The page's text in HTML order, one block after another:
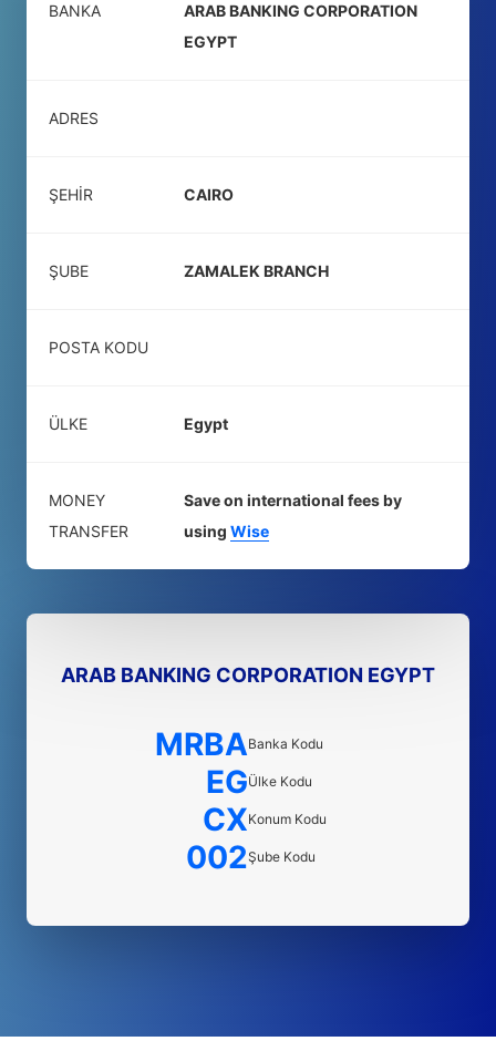
BANKA
ARAB BANKING CORPORATION
EGYPT
ADRES
ŞEHIR CAIRO
ŞUBE ZAMALEK BRANCH
POSTA KODU
ÜLKE Egypt
MONEY
TRANSFER
Save on international fees by
using Wise
ARAB BANKING CORPORATION EGYPT
MRBABanka Kodu
EGÜlke Kodu
CXKonum Kodu
002Şube Kodu